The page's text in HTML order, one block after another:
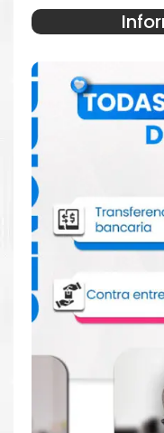
Para
Toner para
1320,
Rendimiento de